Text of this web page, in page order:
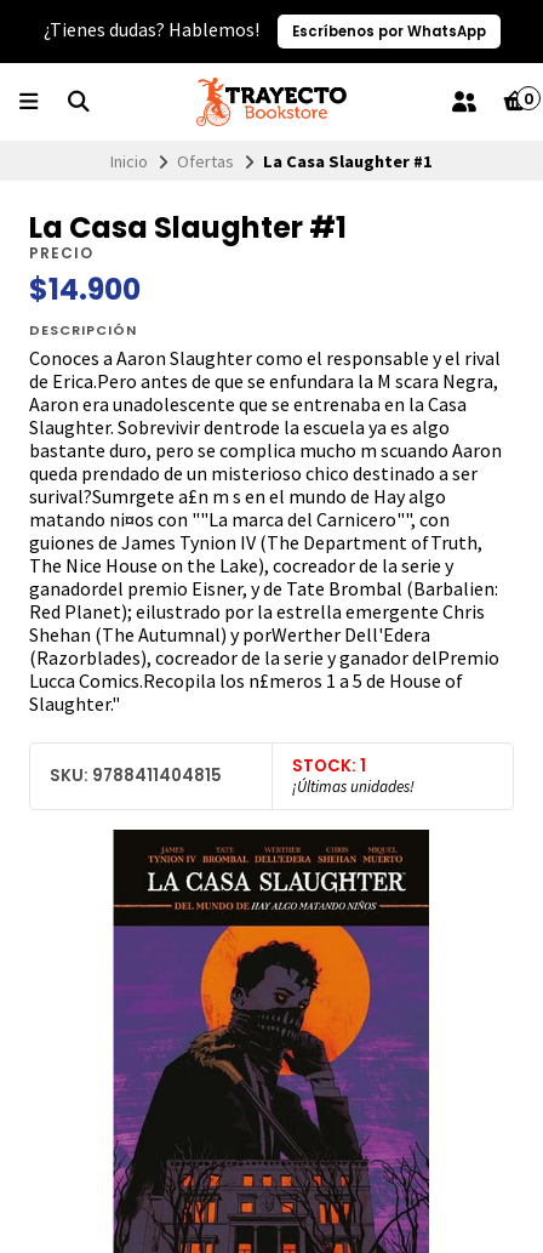
¿Tienes dudas? Hablemos! Escríbenos por WhatsApp
0
Inicio Ofertas La Casa Slaughter #1
La Casa Slaughter #1
PRECIO
$14.900
DESCRIPCIÓN
Conoces a Aaron Slaughter como el responsable y el rival
de Erica.Pero antes de que se enfundara la M scara Negra,
Aaron era unadolescente que se entrenaba en la Casa
Slaughter. Sobrevivir dentrode la escuela ya es algo
bastante duro, pero se complica mucho m scuando Aaron
queda prendado de un misterioso chico destinado a ser
surival?Sumrgete a£n m s en el mundo de Hay algo
matando ni¤os con ""La marca del Carnicero"", con
guiones de James Tynion IV (The Department ofTruth,
The Nice House on the Lake), cocreador de la serie y
ganadordel premio Eisner, y de Tate Brombal (Barbalien:
Red Planet); eilustrado por la estrella emergente Chris
Shehan (The Autumnal) y porWerther Dell'Edera
(Razorblades), cocreador de la serie y ganador delPremio
Lucca Comics.Recopila los n£meros 1 a 5 de House of
Slaughter."
SKU: 9788411404815 STOCK: 1
¡Últimas unidades!